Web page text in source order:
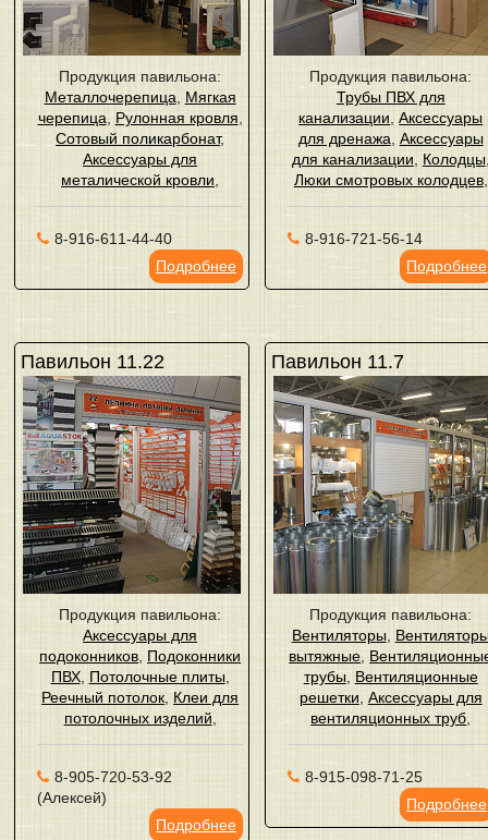
Продукция павильона:
Металлочерепица, Мягкая
черепица, Рулонная кровля,
Сотовый поликарбонат,
Аксессуары для
металической кровли,
8-916-611-44-40
Подробнее
Продукция павильона:
Трубы ПВХ для
канализации,Аксессуары
для дренажа, Аксессуары
для канализации, Колодцы
Люки смотровых колодцев,
8-916-721-56-14
Подробнее
Павильон 11.22
Продукция павильона:
Аксессуары для
подоконников, Подоконники
ПВХ, Потолочные плиты,
Реечный потолок,Клеи для
потолочных изделий,
8-905-720-53-92
(Алексей)
Подробнее
Павильон 11.7
Продукция павильона:
Вентиляторы,
вытяжные,
трубы, Вентиляционные
решетки, Аксессуары для
вентиляционных труб,
8-915-098-71-25
Подробнее